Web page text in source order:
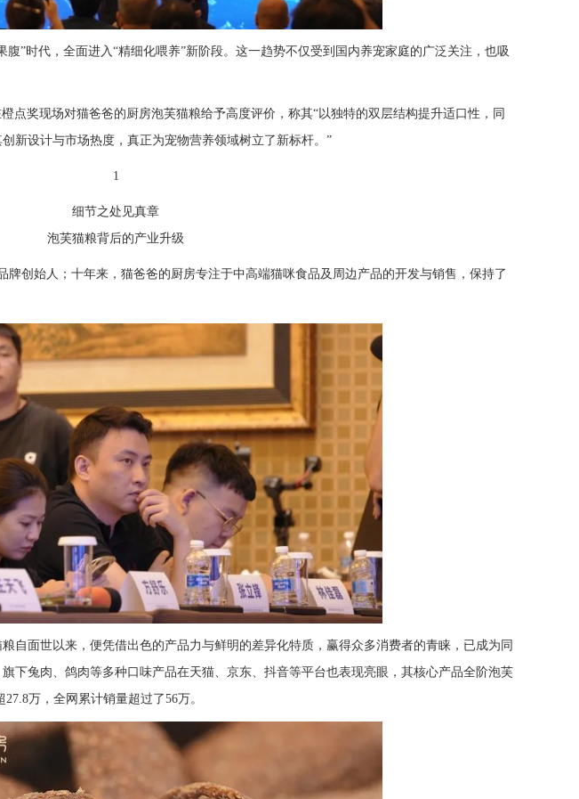
”时代，全面进入“精细化喂养”新阶段。这一趋势不仅受到国内养宠家庭的广泛关注，也吸
点奖现场对猫爸爸的厨房泡芙猫粮给予高度评价，称其“以独特的双层结构提升适口性，同
新设计与市场热度，真正为宠物营养领域树立了新标杆。”
1
细节之处见真章
泡芙猫粮背后的产业升级
牌创始人；十年来，猫爸爸的厨房专注于中高端猫咪食品及周边产品的开发与销售，保持了
自面世以来，便凭借出色的产品力与鲜明的差异化特质，赢得众多消费者的青睐，已成为同
下兔肉、鸽肉等多种口味产品在天猫、京东、抖音等平台也表现亮眼，其核心产品全阶泡芙
万，全网累计销量超过了56万。